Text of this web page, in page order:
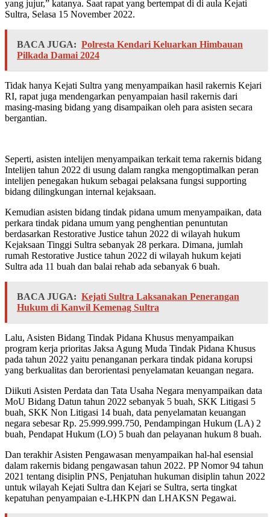
yang jujur,” katanya. Saat rapat yang bertempat di di aula Kejati
Sultra, Selasa 15 November 2022.
BACA JUGA: Polresta Kendari Keluarkan Himbauan
Pilkada Damai 2024
Tidak hanya Kejati Sultra yang menyampaikan hasil rakernis Kejari
RI, rapat juga mendengarkan penyampaian hasil rakernis dari
masing-masing bidang yang disampaikan oleh para asisten secara
bergantian.
Seperti, asisten intelijen menyampaikan terkait tema rakernis bidang
Intelijen tahun 2022 di usung dalam rangka mengoptimalkan peran
intelijen penegakan hukum sebagai pelaksana fungsi supporting
bidang dilingkungan internal kejaksaan.
Kemudian asisten bidang tindak pidana umum menyampaikan, data
perkara tindak pidana umum yang penghentian penuntutan
berdasarkan Restorative Justice tahun 2022 di wilayah hukum
Kejaksaan Tinggi Sultra sebanyak 28 perkara. Dimana, jumlah
rumah Restorative Justice tahun 2022 di wilayah hukum kejati
Sultra ada 11 buah dan balai rehab ada sebanyak 6 buah.
BACA JUGA: Kejati Sultra Laksanakan Penerangan
Hukum di Kanwil Kemenag Sultra
Lalu, Asisten Bidang Tindak Pidana Khusus menyampaikan
program kerja prioritas Jaksa Agung Muda Tindak Pidana Khusus
pada tahun 2022 yaitu penanganan perkara tindak pidana korupsi
yang berkualitas dan berorientasi penyelamatan keuangan negara.
Diikuti Asisten Perdata dan Tata Usaha Negara menyampaikan data
MoU Bidang Datun tahun 2022 sebanyak 5 buah, SKK Litigasi 5
buah, SKK Non Litigasi 14 buah, data penyelamatan keuangan
negara sebesar Rp. 25.999.999.750, Pendampingan Hukum (LA) 2
buah, Pendapat Hukum (LO) 5 buah dan pelayanan hukum 8 buah.
Dan terakhir Asisten Pengawasan menyampaikan hal-hal esensial
dalam rakernis bidang pengawasan tahun 2022. PP Nomor 94 tahun
2021 tentang disiplin PNS, Penjatuhan hukuman disiplin tahun 2022
untuk wilayah Kejati Sultra dan Kejari se Sultra, serta tingkat
kepatuhan penyampaian e-LHKPN dan LHAKSN Pegawai.